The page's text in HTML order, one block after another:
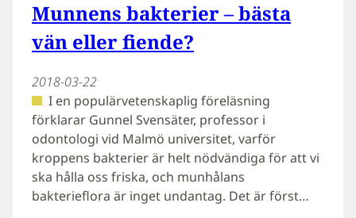
Munnens bakterier – bästa
vän eller fiende?
2018-03-22
I en populärvetenskaplig föreläsning
förklarar Gunnel Svensäter, professor i
odontologi vid Malmö universitet, varför
kroppens bakterier är helt nödvändiga för att vi
ska hålla oss friska, och munhålans
bakterieflora är inget undantag. Det är först…